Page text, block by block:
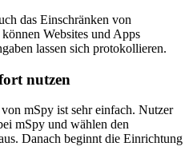
das Einschränken von
Websites und Apps
lassen sich protokollieren.
nutzen
mSpy ist sehr einfach. Nutzer
mSpy und wählen den
Danach beginnt die Einrichtung